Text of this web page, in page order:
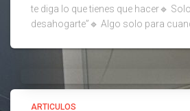
te diga lo que tienes que hacer🔹
desahogarte”🔹 Algo solo para
ARTICULOS